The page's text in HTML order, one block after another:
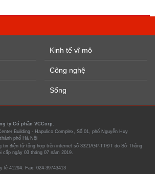
Kinh tế vĩ mô
Công nghệ
Sống
ty Cổ phần VCCorp.
Building - Hapulico Complex, Số 01, phố Nguyễn Huy
phố Hà Nội
tin điện tử tổng hợp trên internet số 3321/GP-TTĐT do Sở Thông
ngày 03 tháng 07 năm 2019.
lẻ 41294. Fax: 024-39743413